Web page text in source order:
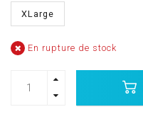
XLarge
En rupture de stock